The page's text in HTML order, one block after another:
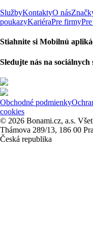
SlužbyKontaktyO nás
poukazyKariéraPre firmy
Stiahnite si Mobilnú
Sledujte nás na sociálnych
Obchodné podmienky
cookies
© 2026 Bonami.cz, a.s.
Thámova 289/13, 186 00
Česká republika